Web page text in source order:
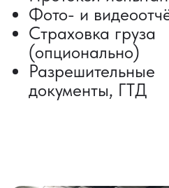
ВЫКУП ТОВАРОВ ИЗ КИТАЯ
Выкуп от 1 000 000 ₽
Выкуп с Alibaba
Получить консультацию